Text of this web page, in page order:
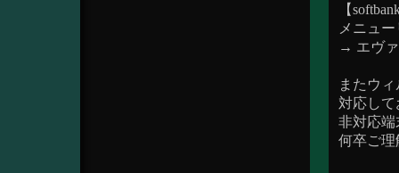
【
メニュ
→ エヴ
またウ
対応し
非対応端
何卒ご理